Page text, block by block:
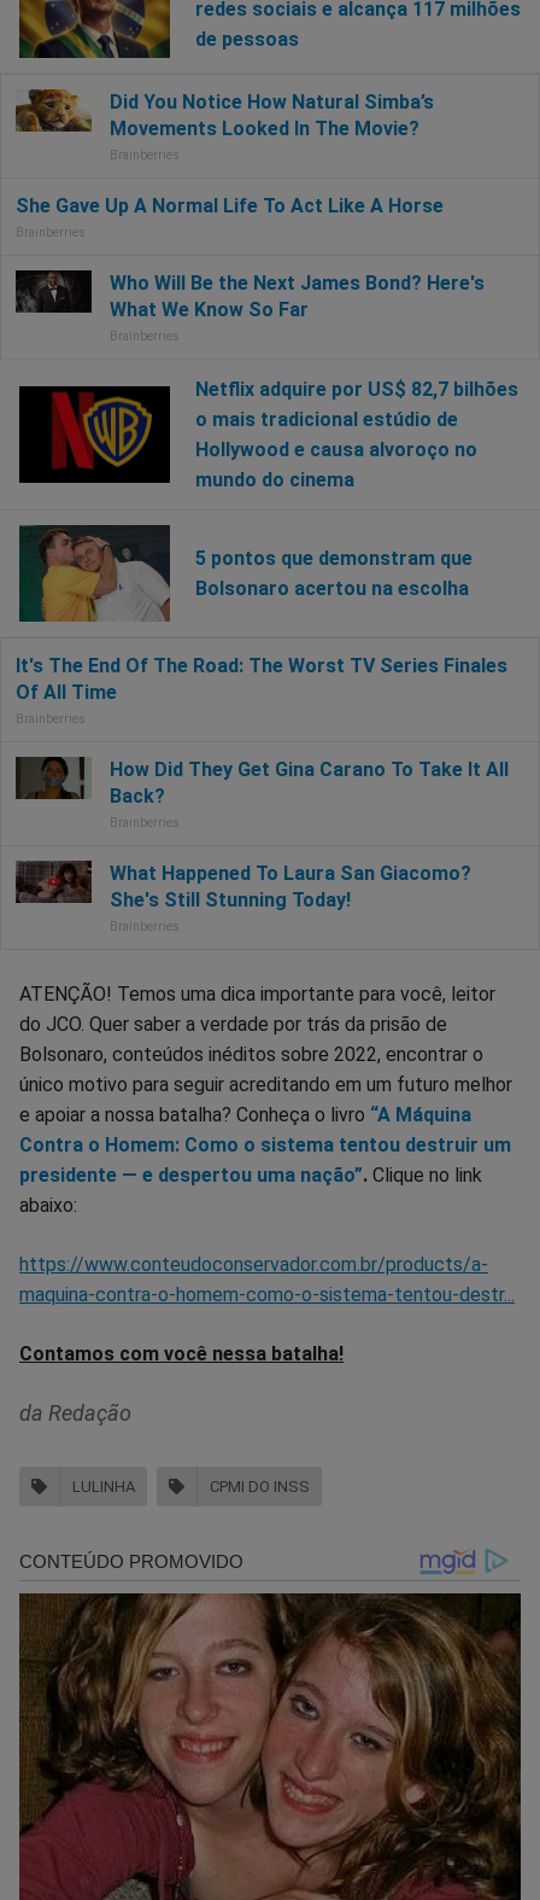
redes sociais e alcança 117 milhões
de pessoas
Netflix adquire por US$ 82,7 bilhões
o mais tradicional estúdio de
Hollywood e causa alvoroço no
mundo do cinema
5 pontos que demonstram que
Bolsonaro acertou na escolha
ATENÇÃO! Temos uma dica importante para você, leitor
do JCO. Quer saber a verdade por trás da prisão de
Bolsonaro, conteúdos inéditos sobre 2022, encontrar o
único motivo para seguir acreditando em um futuro melhor
e apoiar a nossa batalha? Conheça o livro “A Máquina
Contra o Homem: Como o sistema tentou destruir um
presidente — e despertou uma nação”. Clique no link
abaixo:
https://www.conteudoconservador.com.br/products/a-
maquina-contra-o-homem-como-o-sistema-tentou-destr...
Contamos com você nessa batalha!
da Redação
LULINHA CPMI DO INSS